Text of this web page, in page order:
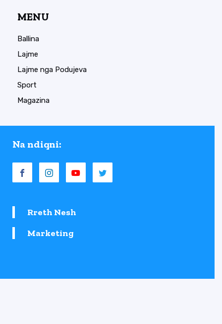
MENU
Ballina
Lajme
Lajme nga Podujeva
Sport
Magazina
Na ndiqni:
Rreth Nesh
Marketing